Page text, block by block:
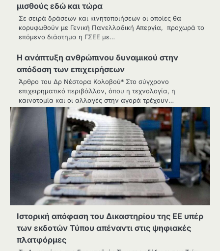
μισθούς εδώ και τώρα
Σε σειρά δράσεων και κινητοποιήσεων οι οποίες θα
κορυφωθούν με Γενική Πανελλαδική Απεργία, προχωρά το
επόμενο διάστημα η ΓΣΕΕ με…
Η ανάπτυξη ανθρώπινου δυναμικού στην
απόδοση των επιχειρήσεων
Άρθρο του Δρ Νέστορα Κολοβού* Στο σύγχρονο
επιχειρηματικό περιβάλλον, όπου η τεχνολογία, η
καινοτομία και οι αλλαγές στην αγορά τρέχουν…
Ιστορική απόφαση του Δικαστηρίου της ΕΕ υπέρ
των εκδοτών Τύπου απέναντι στις ψηφιακές
πλατφόρμες